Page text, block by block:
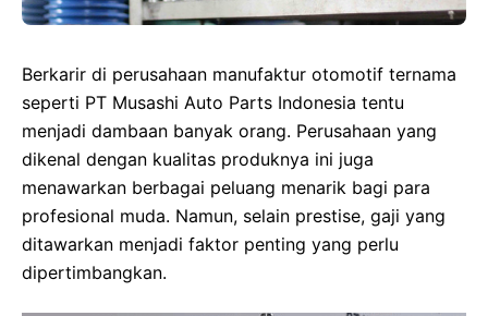
Berkarir di perusahaan manufaktur otomotif ternama
seperti PT Musashi Auto Parts Indonesia tentu
menjadi dambaan banyak orang. Perusahaan yang
dikenal dengan kualitas produknya ini juga
menawarkan berbagai peluang menarik bagi para
profesional muda. Namun, selain prestise, gaji yang
ditawarkan menjadi faktor penting yang perlu
dipertimbangkan.